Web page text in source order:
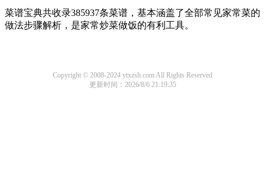
菜谱宝典共收录385937条菜谱，基本涵盖了全部常见家常菜的
做法步骤解析，是家常炒菜做饭的有利工具。
Copyright © 2008-2024 ytxzsh.com All Rights Reserved
更新时间：2026/8/6 21:19:35